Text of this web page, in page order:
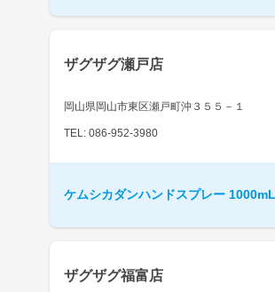
ザグザグ瀬戸店
岡山県岡山市東区瀬戸町沖３５５－１
TEL: 086-952-3980
ケムシカダンハンドスプレー 1000mL
ザグザグ福富店